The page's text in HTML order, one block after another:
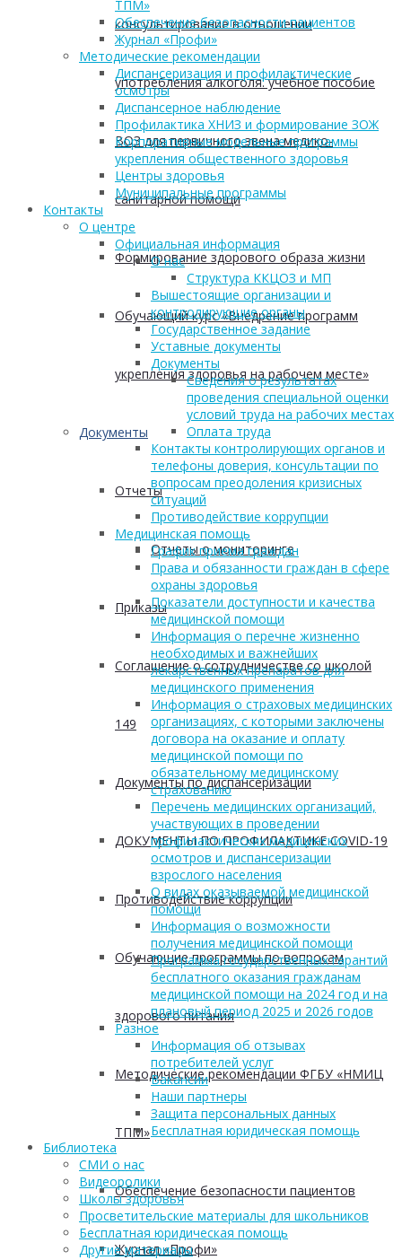
консультирование в отношении
употребления алкоголя: учебное пособие
ВОЗ для первичного звена медико-
санитарной помощи
Формирование здорового образа жизни
Обучающий курс «Внедрение программ
укрепления здоровья на рабочем месте»
Документы
Отчеты
Отчеты о мониторинге
Приказы
Соглашение о сотрудничестве со школой
149
Документы по диспансеризации
ДОКУМЕНТЫ ПО ПРОФИЛАКТИКЕ COVID-19
Противодействие коррупции
Обучающие программы по вопросам
здорового питания
Методические рекомендации ФГБУ «НМИЦ
ТПМ»
Обеспечение безопасности пациентов
Журнал «Профи»
ТПМ»
Обеспечение безопасности пациентов
Журнал «Профи»
Методические рекомендации
Диспансеризация и профилактические
осмотры
Диспансерное наблюдение
Профилактика ХНИЗ и формирование ЗОЖ
Корпоративные модельные программы
укрепления общественного здоровья
Центры здоровья
Муниципальные программы
Контакты
О центре
Официальная информация
О нас
Структура ККЦОЗ и МП
Вышестоящие организации и
контролирующие органы
Государственное задание
Уставные документы
Документы
Сведения о результатах
проведения специальной оценки
условий труда на рабочих местах
Оплата труда
Контакты контролирующих органов и
телефоны доверия, консультации по
вопросам преодоления кризисных
ситуаций
Противодействие коррупции
Медицинская помощь
График приема граждан
Права и обязанности граждан в сфере
охраны здоровья
Показатели доступности и качества
медицинской помощи
Информация о перечне жизненно
необходимых и важнейших
лекарственных препаратов для
медицинского применения
Информация о страховых медицинских
организациях, с которыми заключены
договора на оказание и оплату
медицинской помощи по
обязательному медицинскому
страхованию
Перечень медицинских организаций,
участвующих в проведении
профилактических медицинских
осмотров и диспансеризации
взрослого населения
О видах оказываемой медицинской
помощи
Информация о возможности
получения медицинской помощи
Программа государственных гарантий
бесплатного оказания гражданам
медицинской помощи на 2024 год и на
плановый период 2025 и 2026 годов
Разное
Информация об отзывах
потребителей услуг
Вакансии
Наши партнеры
Защита персональных данных
Бесплатная юридическая помощь
Библиотека
СМИ о нас
Видеоролики
Школы здоровья
Просветительские материалы для школьников
Бесплатная юридическая помощь
Другие материалы